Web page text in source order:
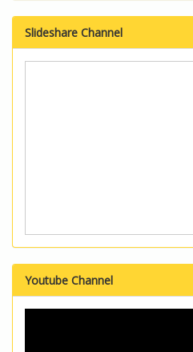
Slideshare Channel
Youtube Channel